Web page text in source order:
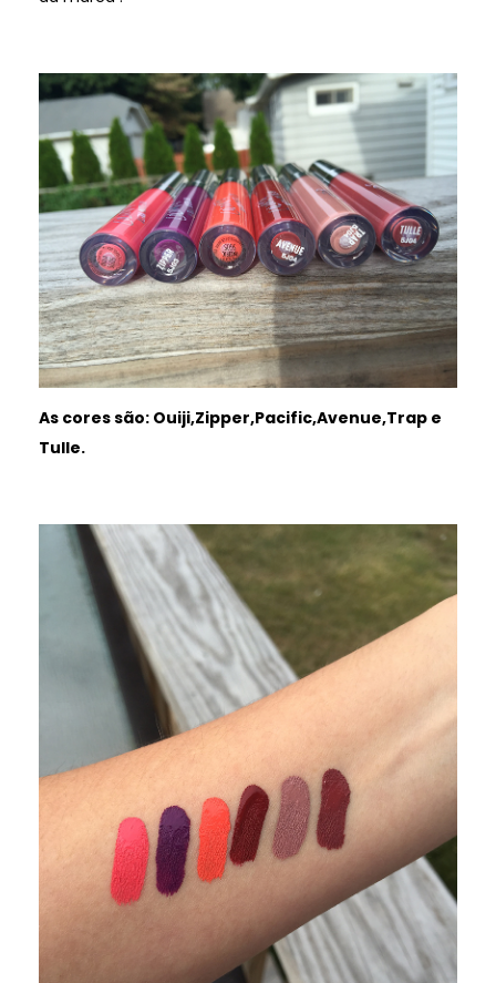
As cores são: Ouiji,Zipper,Pacific,Avenue,Trap e
Tulle.